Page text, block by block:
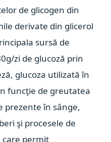
de glicogen din
derivate din glicerol
sursă de
zi de glucoză prin
glucoza utilizată în
funcţie de greutatea
prezente în sânge,
şi procesele de
care permit